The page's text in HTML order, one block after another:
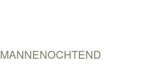
MANNENOCHTEND